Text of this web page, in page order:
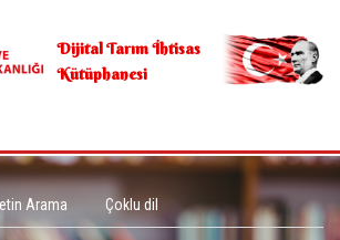
Dijital Tarım İhtisas
Kütüphanesi
Arama Çoklu dil